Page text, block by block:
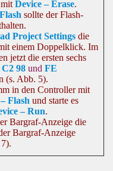
Device – Erase.
sollte der Flash-
Project Settings die
einem Doppelklick. Im
jetzt die ersten sechs
98 und FE
(s. Abb. 5).
in den Controller mit
Flash und starte es
– Run.
Bargraf-Anzeige die
Bargraf-Anzeige